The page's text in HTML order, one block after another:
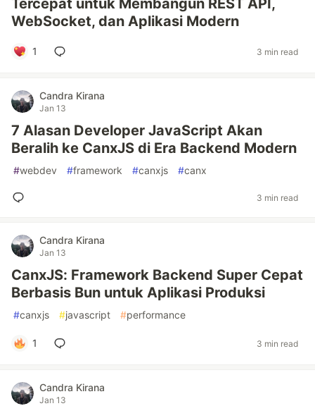
Tercepat untuk Membangun REST API,
WebSocket, dan Aplikasi Modern
1 3 min read
Candra Kirana
Jan 13
7 Alasan Developer JavaScript Akan
Beralih ke CanxJS di Era Backend Modern
#webdev #framework #canxjs #canx
3 min read
Candra Kirana
Jan 13
CanxJS: Framework Backend Super Cepat
Berbasis Bun untuk Aplikasi Produksi
#canxjs #javascript #performance
1 3 min read
Candra Kirana
Jan 13